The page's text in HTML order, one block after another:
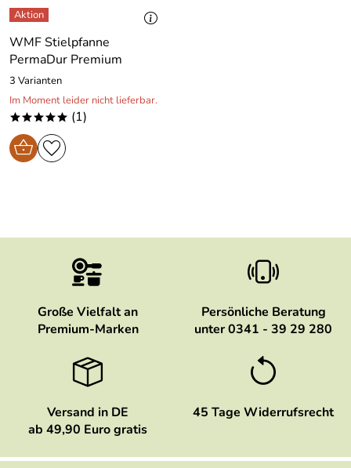
WMF Stielpfanne
PermaDur Premium
3 Varianten
Im Moment leider nicht lieferbar.
***** (1)
Große Vielfalt an
Premium-Marken
Persönliche Beratung
unter 0341 - 39 29 280
Versand in DE
ab 49,90 Euro gratis
45 Tage Widerrufsrecht